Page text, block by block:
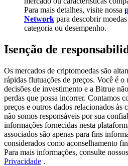
Exclusive for BitMart Users
Register & Trade to Win
Precious Metals Trading Carnival
Trade Gold & Silver · 33,333
USDT New User Exclusive
Para mais detalhes, visite nossa
Network para descobrir
categoria ou desempenho.
Isenção de
Os mercados de criptomoedas são
rápidas flutuações de preços. Você é o
decisões de investimento e a Bitrue
perdas que possa incorrer. Contamos
preços e outros dados relacionados às
não somos responsáveis por sua
informações fornecidas nesta
associados são apenas para fins
considerados como aconselhamento
Para mais informações, consulte nossos
Privacidade .